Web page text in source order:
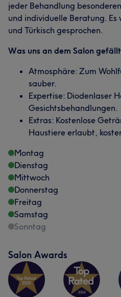
jeder Behandlung
und individuelle Beratung. Es
und Türkisch gesprochen.
Was uns an dem Salon
Atmosphäre: Zum
sauber.
Expertise: Diodenlaser
Gesichtsbehandlungen.
Extras: Kostenlose
Haustiere erlaubt,
Montag
Dienstag
Mittwoch
Donnerstag
Freitag
Samstag
Sonntag
Salon Awards